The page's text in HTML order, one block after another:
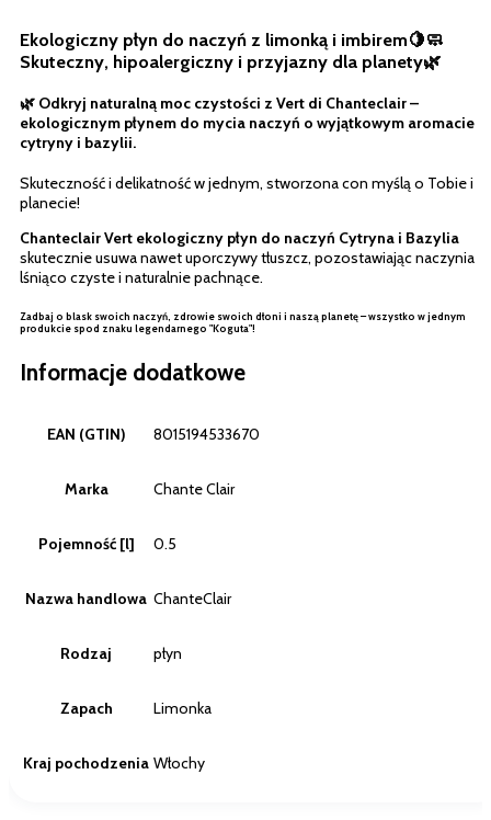
Ekologiczny płyn do naczyń z limonką i imbirem🍋🧼
Skuteczny, hipoalergiczny i przyjazny dla planety🌿
🌿 Odkryj naturalną moc czystości z Vert di Chanteclair –
ekologicznym płynem do mycia naczyń o wyjątkowym aromacie
cytryny i bazylii.
Skuteczność i delikatność w jednym, stworzona con myślą o Tobie i
planecie!
Chanteclair Vert ekologiczny płyn do naczyń Cytryna i Bazylia
skutecznie usuwa nawet uporczywy tłuszcz, pozostawiając naczynia
lśniąco czyste i naturalnie pachnące.
Zadbaj o blask swoich naczyń, zdrowie swoich dłoni i naszą planetę – wszystko w jednym
produkcie spod znaku legendarnego "Koguta"!
Informacje dodatkowe
EAN (GTIN) 8015194533670
Marka Chante Clair
Pojemność [l] 0.5
Nazwa handlowa ChanteClair
Rodzaj płyn
Zapach Limonka
Kraj pochodzenia Włochy